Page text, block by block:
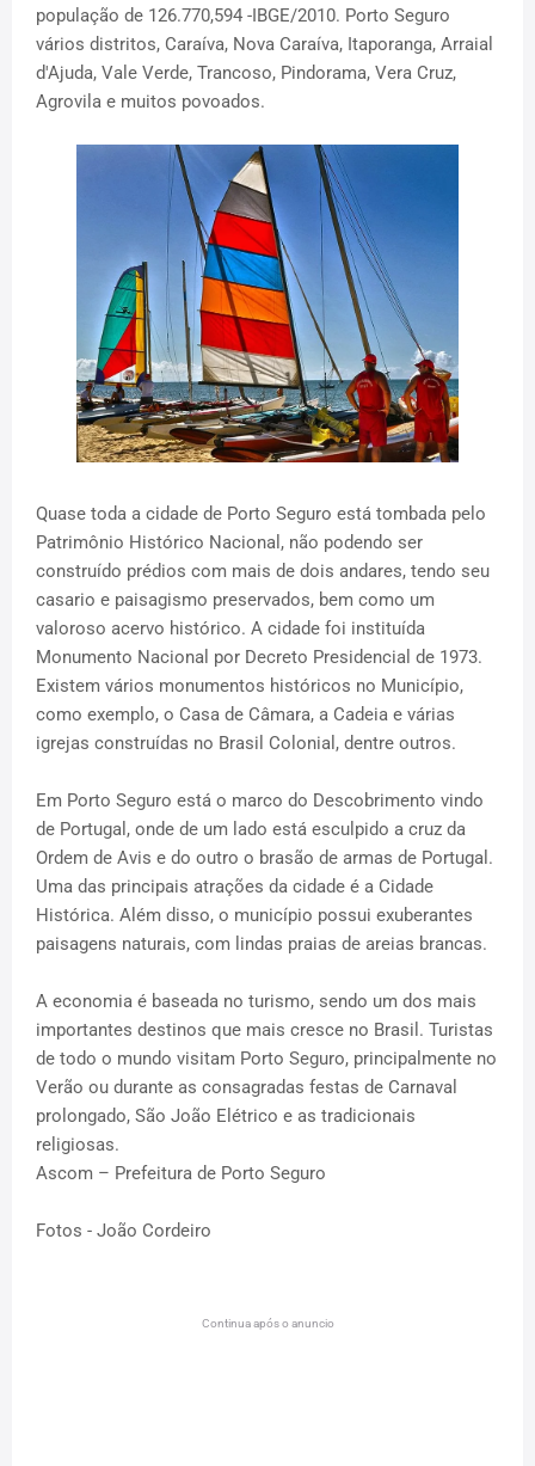
população de 126.770,594 -IBGE/2010. Porto Seguro
vários distritos, Caraíva, Nova Caraíva, Itaporanga, Arraial
d'Ajuda, Vale Verde, Trancoso, Pindorama, Vera Cruz,
Agrovila e muitos povoados.
Quase toda a cidade de Porto Seguro está tombada pelo
Patrimônio Histórico Nacional, não podendo ser
construído prédios com mais de dois andares, tendo seu
casario e paisagismo preservados, bem como um
valoroso acervo histórico. A cidade foi instituída
Monumento Nacional por Decreto Presidencial de 1973.
Existem vários monumentos históricos no Município,
como exemplo, o Casa de Câmara, a Cadeia e várias
igrejas construídas no Brasil Colonial, dentre outros.
Em Porto Seguro está o marco do Descobrimento vindo
de Portugal, onde de um lado está esculpido a cruz da
Ordem de Avis e do outro o brasão de armas de Portugal.
Uma das principais atrações da cidade é a Cidade
Histórica. Além disso, o município possui exuberantes
paisagens naturais, com lindas praias de areias brancas.
A economia é baseada no turismo, sendo um dos mais
importantes destinos que mais cresce no Brasil. Turistas
de todo o mundo visitam Porto Seguro, principalmente no
Verão ou durante as consagradas festas de Carnaval
prolongado, São João Elétrico e as tradicionais
religiosas.
Ascom – Prefeitura de Porto Seguro
Fotos - João Cordeiro
Continua após o anuncio